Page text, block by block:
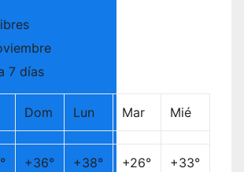
7 días
Dom Lun Mar Mié
+36° +38° +26° +33°